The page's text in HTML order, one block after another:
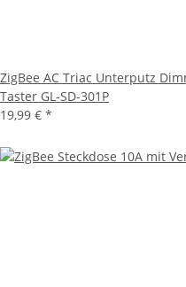
ZigBee AC Triac Unterputz
Taster GL-SD-301P
19,99 € *